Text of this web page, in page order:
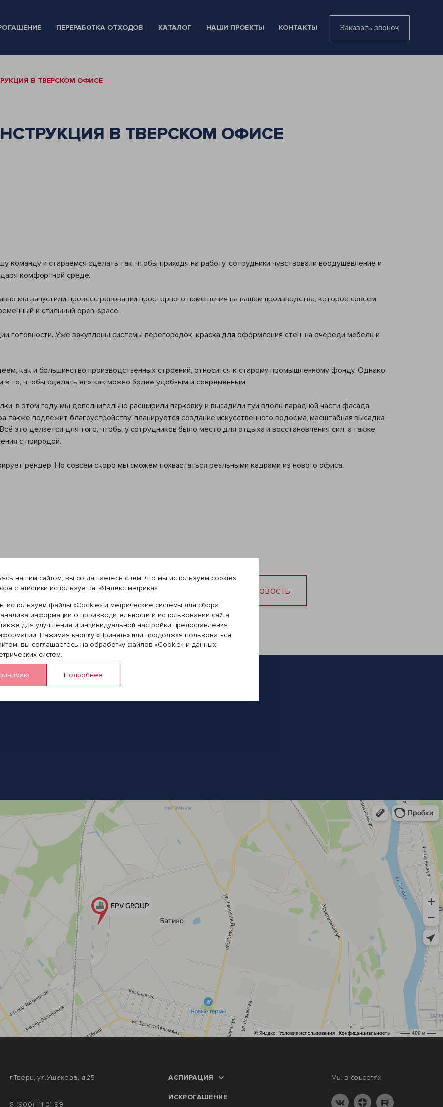
нашим сайтом, вы соглашаетесь с тем, что мы используем cookies
статистики используется: «Яндекс метрика».
используем файлы «Cookie» и метрические системы для сбора
информации о производительности и использовании сайта,
для улучшения и индивидуальной настройки предоставления
Нажимая кнопку «Принять» или продолжая пользоваться
вы соглашаетесь на обработку файлов «Cookie» и данных
систем.
Подробнее
ПЕРЕРАБОТКА ОТХОДОВ КАТАЛОГ НАШИ ПРОЕКТЫ КОНТАКТЫ Заказать звонок
В ТВЕРСКОМ ОФИСЕ
В ТВЕРСКОМ ОФИСЕ
команду и стараемся сделать так, чтобы приходя на работу, сотрудники чувствовали воодушевление и
комфортной среде.
мы запустили процесс реновации просторного помещения на нашем производстве, которое совсем
и стильный open-space.
готовности. Уже закуплены системы перегородок, краска для оформления стен, на очереди мебель и
как и большинство производственных строений, относится к старому промышленному фонду. Однако
в то, чтобы сделать его как можно более удобным и современным.
в этом году мы дополнительно расширили парковку и высадили туи вдоль парадной части фасада.
также подлежит благоустройству: планируется создание искусственного водоёма, масштабная высадка
это делается для того, чтобы у сотрудников было место для отдыха и восстановления сил, а также
с природой.
рендер. Но совсем скоро мы сможем похвастаться реальными кадрами из нового офиса.
Предыдущая новость Следующая новость
г.Тверь, ул.Ушакова, д.25
8 (900) 111-01-99
АСПИРАЦИЯ
ИСКРОГАШЕНИЕ
Мы в соцсетях